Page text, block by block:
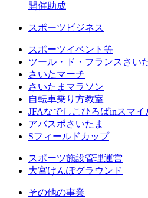
開催助成
スポーツビジネス
スポーツイベント等
ツール・ド・フランスさい
さいたマーチ
さいたまマラソン
自転車乗り方教室
JFAなでしこひろばinスマイ
アバスポさいたま
Sフィールドカップ
スポーツ施設管理運営
大宮けんぽグラウンド
その他の事業